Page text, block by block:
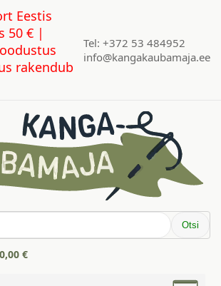
Eestis
50 € |
rakendub
Tel: +372 53 484952
info@kangakaubamaja.ee
Otsi
0,00 €